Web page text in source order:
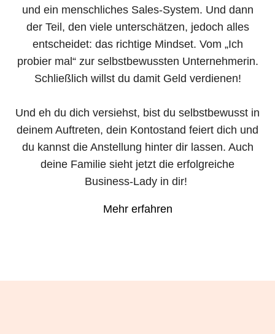
und ein menschliches Sales-System. Und dann
der Teil, den viele unterschätzen, jedoch alles
entscheidet: das richtige Mindset. Vom „Ich
probier mal“ zur selbstbewussten Unternehmerin.
Schließlich willst du damit Geld verdienen!
Und eh du dich versiehst, bist du selbstbewusst in
deinem Auftreten, dein Kontostand feiert dich und
du kannst die Anstellung hinter dir lassen. Auch
deine Familie sieht jetzt die erfolgreiche
Business-Lady in dir!
Mehr erfahren